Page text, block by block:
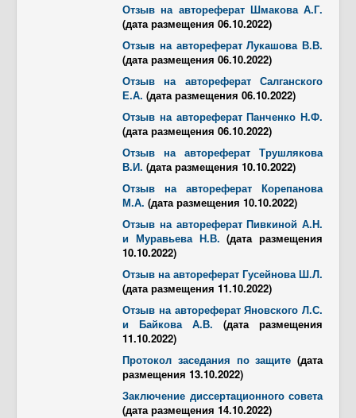
Отзыв на автореферат Шмакова А.Г.
(дата размещения 06.10.2022)
Отзыв на автореферат Лукашова В.В.
(дата размещения 06.10.2022)
Отзыв на автореферат Салганского
Е.А. (дата размещения 06.10.2022)
Отзыв на автореферат Панченко Н.Ф.
(дата размещения 06.10.2022)
Отзыв на автореферат Трушлякова
В.И. (дата размещения 10.10.2022)
Отзыв на автореферат Корепанова
М.А. (дата размещения 10.10.2022)
Отзыв на автореферат Пивкиной А.Н.
и Муравьева Н.В. (дата размещения
10.10.2022)
Отзыв на автореферат Гусейнова Ш.Л.
(дата размещения 11.10.2022)
Отзыв на автореферат Яновского Л.С.
и Байкова А.В. (дата размещения
11.10.2022)
Протокол заседания по защите (дата
размещения 13.10.2022)
Заключение диссертационного совета
(дата размещения 14.10.2022)